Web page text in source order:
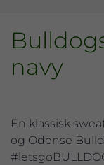
navy
En klassisk
og Odense